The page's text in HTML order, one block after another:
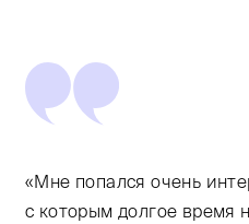
«Мне попался очень
с которым долгое время